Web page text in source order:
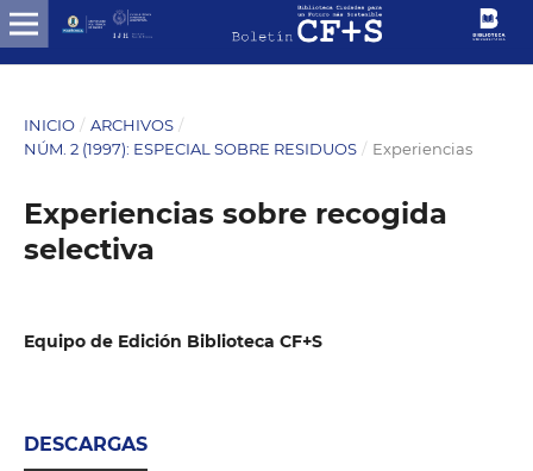
INICIO / ARCHIVOS /
NÚM. 2 (1997): ESPECIAL SOBRE RESIDUOS / Experiencias
Experiencias sobre recogida
selectiva
Equipo de Edición Biblioteca CF+S
DESCARGAS